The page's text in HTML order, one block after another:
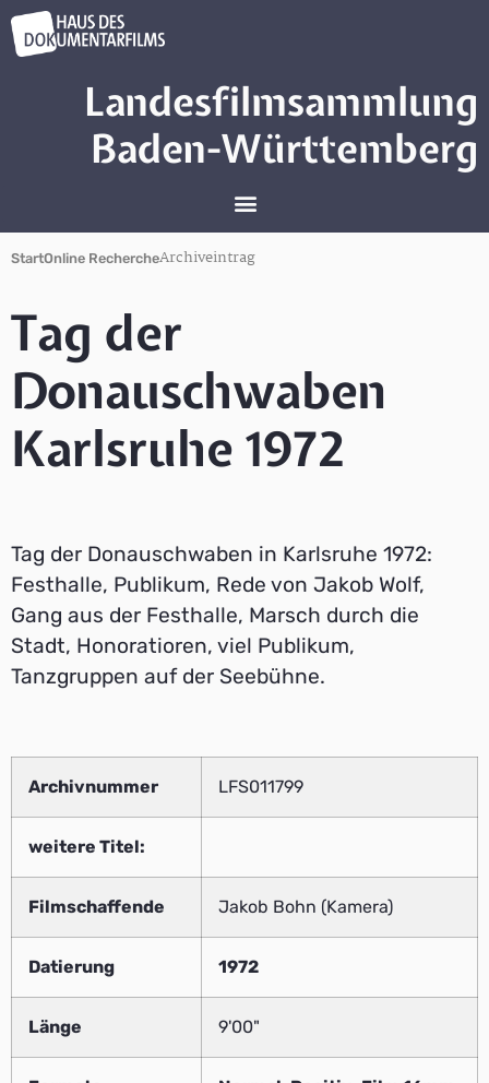
Landesfilmsammlung
Baden-Württemberg
StartOnline RechercheArchiveintrag
Tag der
Donauschwaben
Karlsruhe 1972
Tag der Donauschwaben in Karlsruhe 1972:
Festhalle, Publikum, Rede von Jakob Wolf,
Gang aus der Festhalle, Marsch durch die
Stadt, Honoratioren, viel Publikum,
Tanzgruppen auf der Seebühne.
Archivnummer LFS011799
weitere Titel:
Filmschaffende Jakob Bohn (Kamera)
Datierung 1972
Länge 9'00"